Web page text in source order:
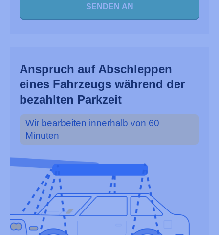
SENDEN AN
Anspruch auf Abschleppen
eines Fahrzeugs während der
bezahlten Parkzeit
Wir bearbeiten innerhalb von 60
Minuten